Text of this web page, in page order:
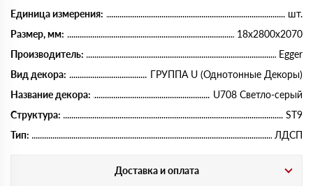
Единица измерения:
шт.
Размер, мм:
18х2800х2070
Производитель:
Egger
Вид декора:
ГРУППА U (Однотонные Декоры)
Название декора:
U708 Светло-серый
Структура:
ST9
Тип:
ЛДСП
Доставка и оплата